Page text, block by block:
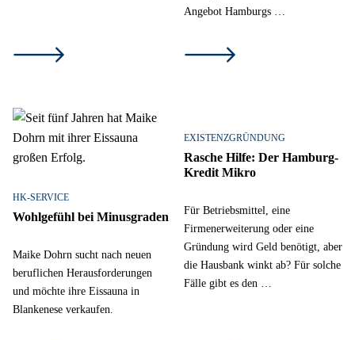
Angebot Hamburgs …
HK-SERVICE
Wohlgefühl bei Minusgraden
Maike Dohrn sucht nach neuen
beruflichen Herausforderungen
und möchte ihre Eissauna in
Blankenese verkaufen.
EXISTENZGRÜNDUNG
Rasche Hilfe: Der Hamburg-
Kredit Mikro
Für Betriebsmittel, eine
Firmenerweiterung oder eine
Gründung wird Geld benötigt, aber
die Hausbank winkt ab? Für solche
Fälle gibt es den …